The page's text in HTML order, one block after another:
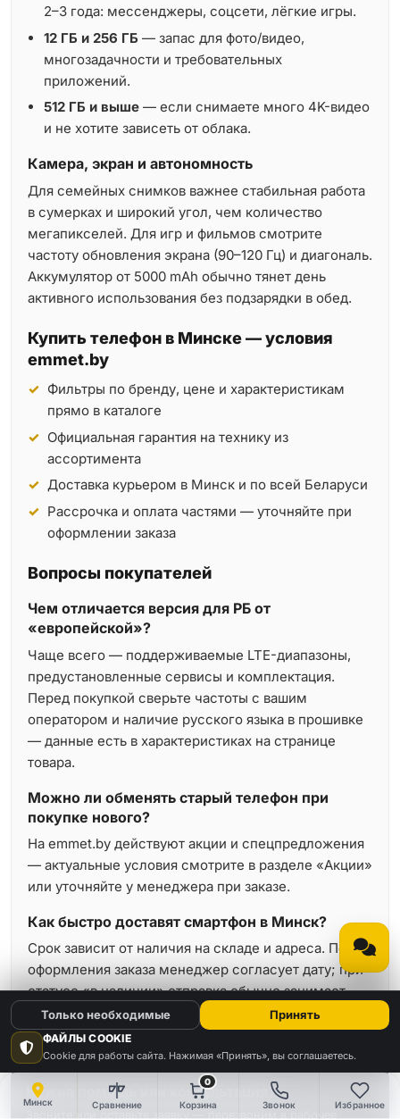
Минск Сравнение
0
Корзина Звонок Избранное
2–3 года: мессенджеры, соцсети, лёгкие игры.
12 ГБ и 256 ГБ — запас для фото/видео,
многозадачности и требовательных
приложений.
512 ГБ и выше — если снимаете много 4K-видео
и не хотите зависеть от облака.
Камера, экран и автономность
Для семейных снимков важнее стабильная работа
в сумерках и широкий угол, чем количество
мегапикселей. Для игр и фильмов смотрите
частоту обновления экрана (90–120 Гц) и диагональ.
Аккумулятор от 5000 mAh обычно тянет день
активного использования без подзарядки в обед.
Купить телефон в Минске — условия
emmet.by
Фильтры по бренду, цене и характеристикам
прямо в каталоге
Официальная гарантия на технику из
ассортимента
Доставка курьером в Минск и по всей Беларуси
Рассрочка и оплата частями — уточняйте при
оформлении заказа
Вопросы покупателей
Чем отличается версия для РБ от
«европейской»?
Чаще всего — поддерживаемые LTE-диапазоны,
предустановленные сервисы и комплектация.
Перед покупкой сверьте частоты с вашим
оператором и наличие русского языка в прошивке
— данные есть в характеристиках на странице
товара.
Можно ли обменять старый телефон при
покупке нового?
На emmet.by действуют акции и спецпредложения
— актуальные условия смотрите в разделе «Акции»
или уточняйте у менеджера при заказе.
Как быстро доставят смартфон в Минск?
Срок зависит от наличия на складе и адреса. После
оформления заказа менеджер согласует дату; при
статусе «в наличии» отправка обычно занимает
минимальное время.
Нужна помощь или консультация?
ФАЙЛЫ COOKIE
Cookie для работы сайта. Нажимая «Принять», вы соглашаетесь.
Только необходимые Принять